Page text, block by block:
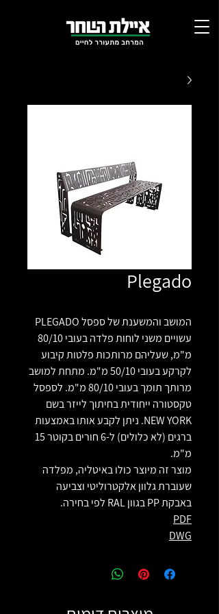
Plegado
המושב והמשענת של ספסל PLEGADO
עשויים משני לוחות פלדה בעובי 80/10
מ"מ, שעליהם מרותכות פלטות קיבוע
לקרקע בעובי 50/10 מ"מ. מתחת למושב
מרותך תומך בעובי 80/10 מ"מ. לספסל
טקסטורה ייחודית בחיתוך לייזר בשם
NEW YORK. ניתן לקבע אותו באמצעות
ברגים (לא כלולים) ל-6 חורים בקוטר 15
מ"מ.
מוצר זה מיוצר כולו באיטליה, מפלדה
שעוברת גלוון אלקטרוליטי וצביעה
באבקת PP בגוון RAL לפי בחירה.
PDF
DWG